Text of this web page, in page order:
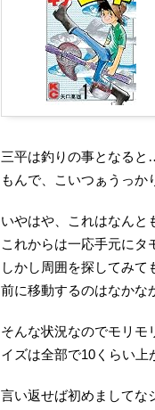
三平は釣りの事となる
もんで、こいつぁうっか
いやはや、これはなんと
これからは一応手元にタ
しかし周囲を探してみ
前に移動するのはなかな
そんな状況なのでモリモ
イズは全部で10くらい上
言い返せば初めましてな